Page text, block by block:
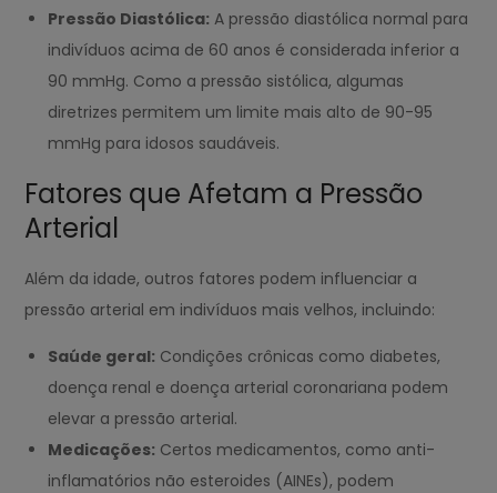
Pressão Diastólica: A pressão diastólica normal para
indivíduos acima de 60 anos é considerada inferior a
90 mmHg. Como a pressão sistólica, algumas
diretrizes permitem um limite mais alto de 90-95
mmHg para idosos saudáveis.
Fatores que Afetam a Pressão
Arterial
Além da idade, outros fatores podem influenciar a
pressão arterial em indivíduos mais velhos, incluindo:
Saúde geral: Condições crônicas como diabetes,
doença renal e doença arterial coronariana podem
elevar a pressão arterial.
Medicações: Certos medicamentos, como anti-
inflamatórios não esteroides (AINEs), podem